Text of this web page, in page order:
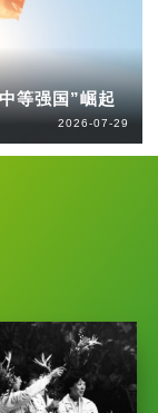
等强国”崛起
2026-07-29